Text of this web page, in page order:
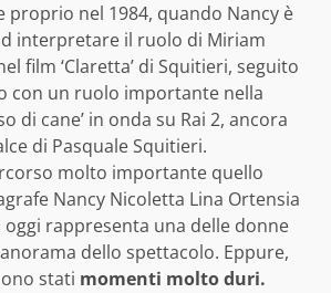
proprio nel 1984, quando Nancy è
interpretare il ruolo di Miriam
film ‘Claretta’ di Squitieri, seguito
con un ruolo importante nella
di cane’ in onda su Rai 2, ancora
di Pasquale Squitieri.
molto importante quello
Nancy Nicoletta Lina Ortensia
oggi rappresenta una delle donne
dello spettacolo. Eppure,
stati momenti molto duri.